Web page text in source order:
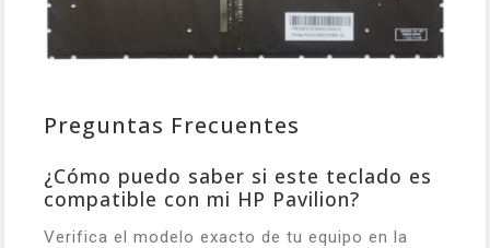
Preguntas Frecuentes
¿Cómo puedo saber si este teclado es
compatible con mi HP Pavilion?
Verifica el modelo exacto de tu equipo en la